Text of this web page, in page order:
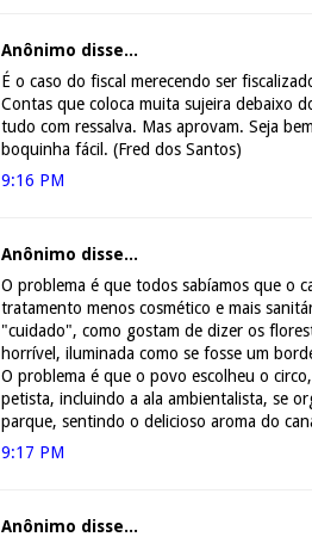
Anônimo disse...
É o caso do fiscal merecendo ser
Contas que coloca muita sujeira debaixo
tudo com ressalva. Mas aprovam. Seja
boquinha fácil. (Fred dos Santos)
9:16 PM
Anônimo disse...
O problema é que todos sabíamos que o
tratamento menos cosmético e mais
"cuidado", como gostam de dizer os
horrível, iluminada como se fosse um
O problema é que o povo escolheu o
petista, incluindo a ala ambientalista, se
parque, sentindo o delicioso aroma do
9:17 PM
Anônimo disse...